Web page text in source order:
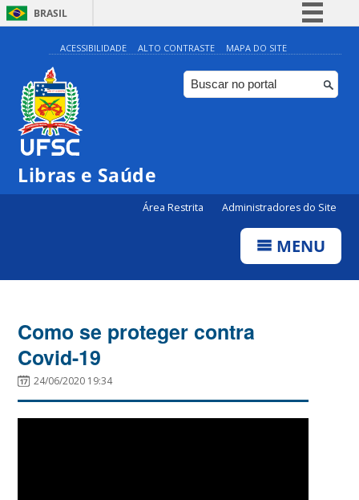
BRASIL
Simplifique!
Comunica BR
Participe
ACESSIBILIDADE ALTO CONTRASTE MAPA DO SITE
Libras e Saúde
Área Restrita Administradores do Site
MENU
Como se proteger contra
Covid-19
24/06/2020 19:34